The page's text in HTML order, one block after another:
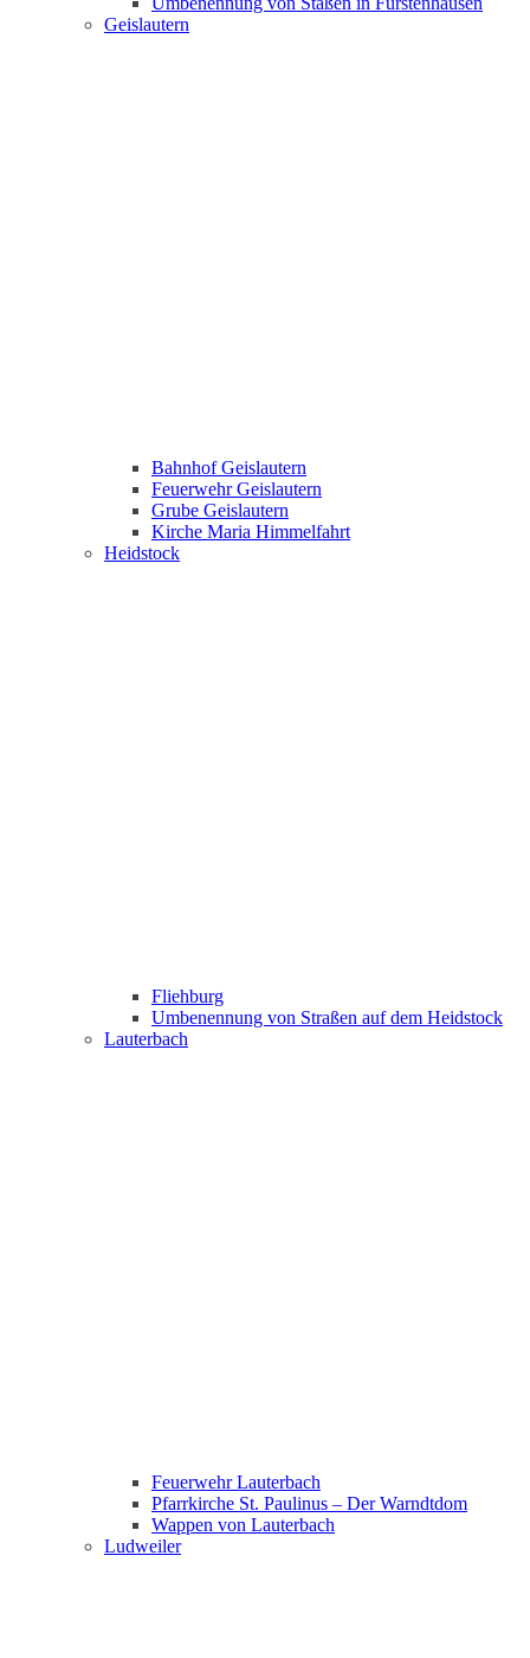
Geislautern
Bahnhof Geislautern
Feuerwehr Geislautern
Grube Geislautern
Kirche Maria Himmelfahrt
Heidstock
Fliehburg
Umbenennung von Straßen auf dem Heidstock
Lauterbach
Feuerwehr Lauterbach
Pfarrkirche St. Paulinus – Der Warndtdom
Wappen von Lauterbach
Ludweiler